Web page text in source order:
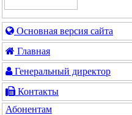
Основная версия сайта
Главная
Генеральный директор
Контакты
Абонентам